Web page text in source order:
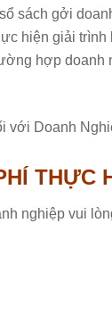
sổ sách gởi
hiện giải trình
hợp doanh
với Doanh
THỰC
nghiệp vui